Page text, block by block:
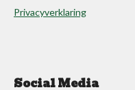
Privacyverklaring
Social Media